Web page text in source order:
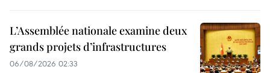
L’Assemblée nationale examine deux
grands projets d’infrastructures
06/08/2026 02:33